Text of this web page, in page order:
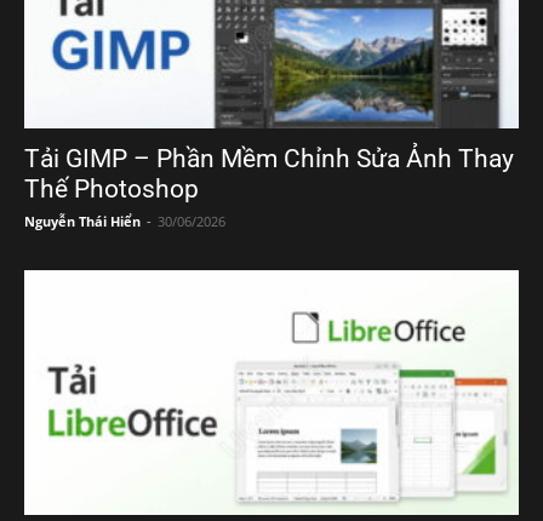
Tải GIMP – Phần Mềm Chỉnh Sửa Ảnh Thay
Thế Photoshop
Nguyễn Thái Hiển - 30/06/2026